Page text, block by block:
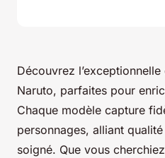
Découvrez
Naruto, parfaites pour
Chaque modèle capture
personnages, alliant
soigné. Que vous